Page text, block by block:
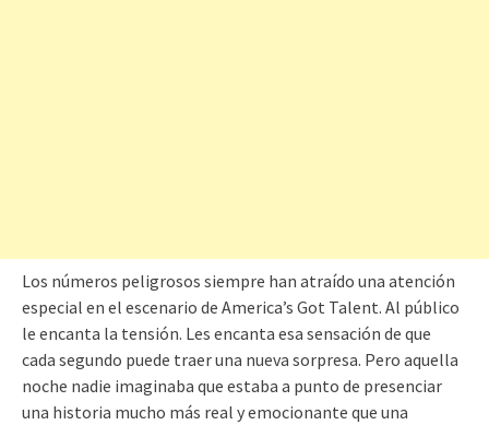
Los números peligrosos siempre han atraído una atención
especial en el escenario de America’s Got Talent. Al público
le encanta la tensión. Les encanta esa sensación de que
cada segundo puede traer una nueva sorpresa. Pero aquella
noche nadie imaginaba que estaba a punto de presenciar
una historia mucho más real y emocionante que una